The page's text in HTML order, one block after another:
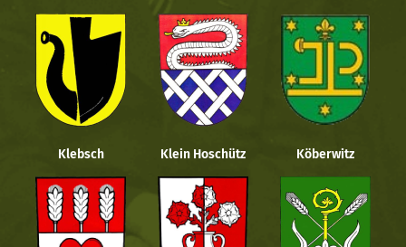
Klebsch Klein Hoschütz Köberwitz